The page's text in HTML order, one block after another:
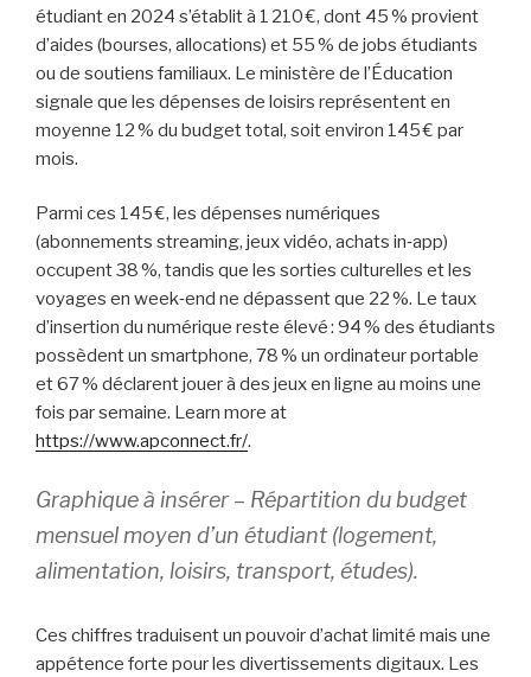
étudiant en 2024 s’établit à 1 210 €, dont 45 % provient
d’aides (bourses, allocations) et 55 % de jobs étudiants
ou de soutiens familiaux. Le ministère de l’Éducation
signale que les dépenses de loisirs représentent en
moyenne 12 % du budget total, soit environ 145 € par
mois.
Parmi ces 145 €, les dépenses numériques
(abonnements streaming, jeux vidéo, achats in‑app)
occupent 38 %, tandis que les sorties culturelles et les
voyages en week‑end ne dépassent que 22 %. Le taux
d’insertion du numérique reste élevé : 94 % des étudiants
possèdent un smartphone, 78 % un ordinateur portable
et 67 % déclarent jouer à des jeux en ligne au moins une
fois par semaine. Learn more at
https://www.apconnect.fr/.
Graphique à insérer – Répartition du budget
mensuel moyen d’un étudiant (logement,
alimentation, loisirs, transport, études).
Ces chiffres traduisent un pouvoir d’achat limité mais une
appétence forte pour les divertissements digitaux. Les